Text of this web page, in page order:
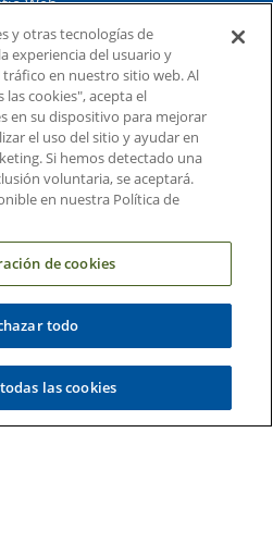
y otras tecnologías de
experiencia del usuario y
en nuestro sitio web. Al
las cookies", acepta el
en su dispositivo para mejorar
el uso del sitio y ayudar en
Si hemos detectado una
voluntaria, se aceptará.
en nuestra Política de
de cookies
todo
las cookies